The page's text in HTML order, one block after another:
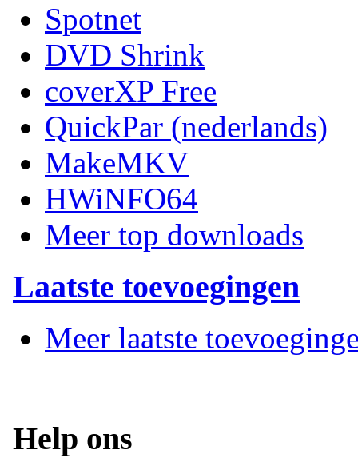
Spotnet
DVD Shrink
coverXP Free
QuickPar (nederlands)
MakeMKV
HWiNFO64
Meer top downloads
Laatste toevoegingen
Meer laatste
Help ons